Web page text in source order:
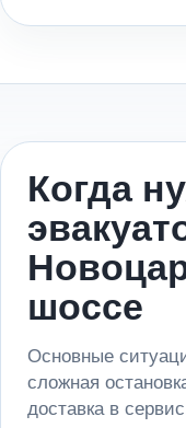
Когда
шоссе
Основные
сложная
доставка в